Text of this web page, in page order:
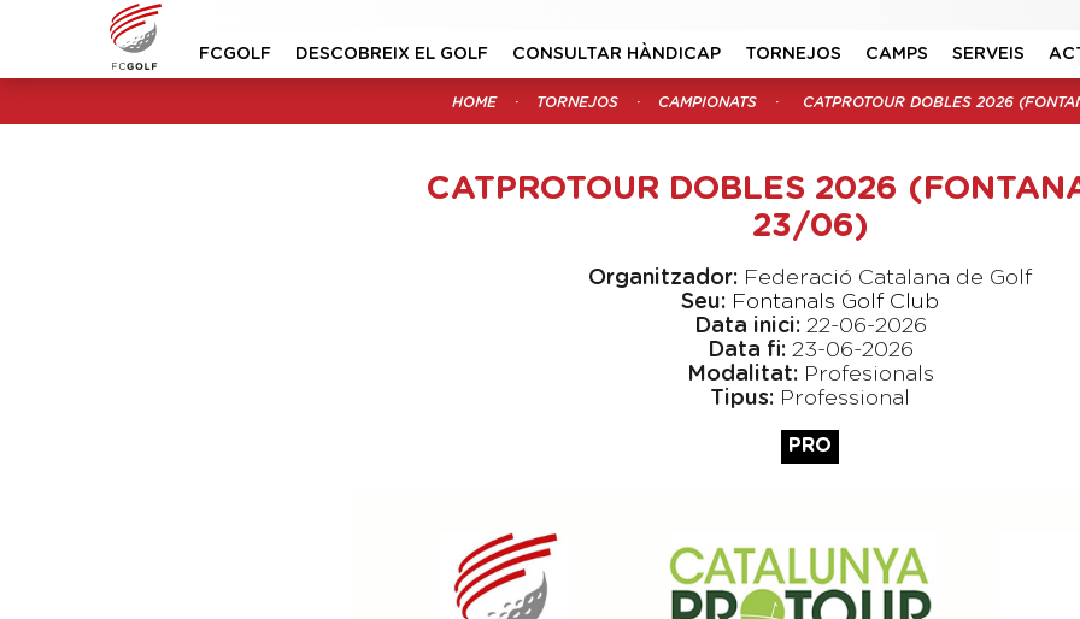
FCGOLF DESCOBREIX EL GOLF CONSULTAR HÀNDICAP TORNEJOS CAMPS SERVEIS
HOME TORNEJOS CAMPIONATS CATPROTOUR DOBLES 2026
CATPROTOUR DOBLES 2026
23/06)
Organitzador: Federació Catalana de Golf
Seu: Fontanals Golf Club
Data inici: 22-06-2026
Data fi: 23-06-2026
Modalitat: Profesionals
Tipus: Professional
PRO